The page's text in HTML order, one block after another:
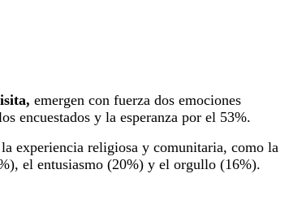
emergen con fuerza dos emociones
encuestados y la esperanza por el 53%.
experiencia religiosa y comunitaria, como la
el entusiasmo (20%) y el orgullo (16%).